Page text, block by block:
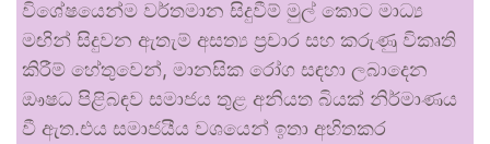
විශේෂයෙන්ම වර්තමාන සිදුවීම් මුල් කොට මාධ්‍ය
මඟින් සිදුවන ඇතැම් අසත්‍ය ප්‍රචාර සහ කරුණු විකෘති
කිරීම් හේතුවෙන්, මානසික රෝග සඳහා ලබාදෙන
ඖෂධ පිළිබඳව සමාජය තුළ අනියත බියක් නිර්මාණය
වී ඇත.එය සමාජයීය වශයෙන් ඉතා අහිතකර